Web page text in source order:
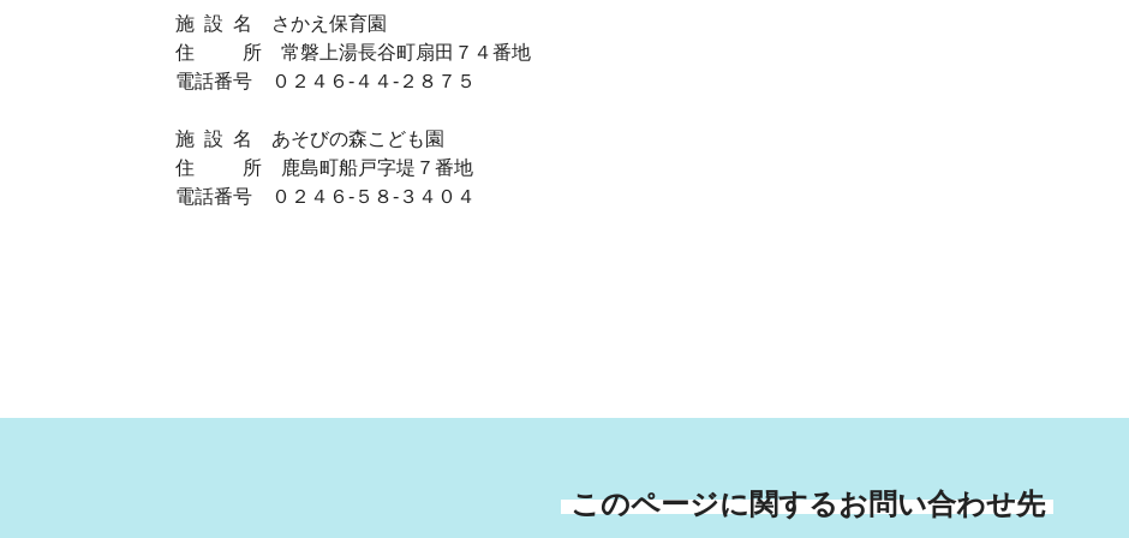
施 設 名 さかえ保育園
住 所 常磐上湯長谷町扇田７４番地
電話番号 ０２４６‐４４‐２８７５
施 設 名 あそびの森こども園
住 所 鹿島町船戸字堤７番地
電話番号 ０２４６‐５８‐３４０４
このページに関するお問い合わせ先